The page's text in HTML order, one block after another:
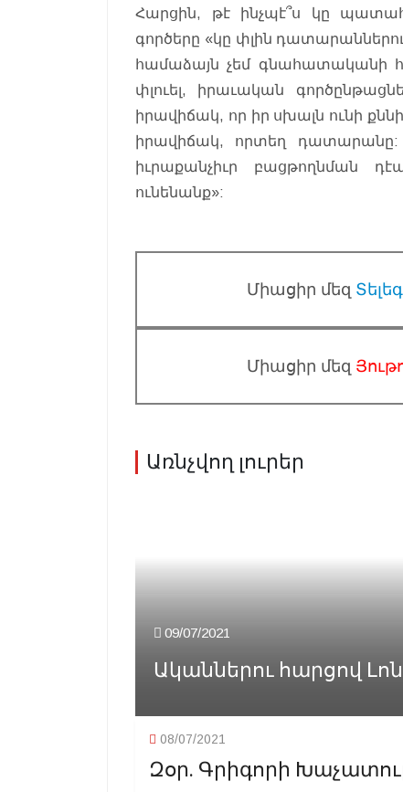
Հարցին, թէ ինչպէ՞ս կը
գործերը «կը փլին
համաձայն չեմ գնահատականի
փլուել, իրաւական
իրավիճակ, որ իր սխալն ունի
իրավիճակ, որտեղ դատարանը:
իւրաքանչիւր բացթողնման
ունենանք»:
Միացիր մեզ
Միացիր մեզ
Առնչվող լուրեր
09/07/2021
Ականներու հարցով
08/07/2021
Զօր. Գրիգորի